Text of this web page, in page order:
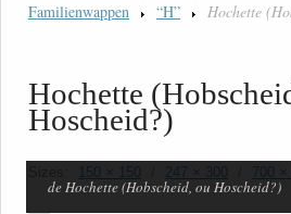
Familienwappen
“H” Hochette
Hochette
Hoscheid?)
150 × 150 247 × 300 700 ×
de Hochette (Hobscheid, ou Hoscheid?)